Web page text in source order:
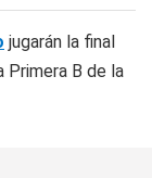
jugarán la final
Primera B de la